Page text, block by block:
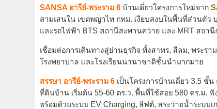
SANSA อารีย์-พระราม 6 บ้านเดี่ยวโครงการใหม่จาก
สามเสนใน เขตพญาไท กทม. เงียบสงบในพื้นที่ส่วนตัว
และรถไฟฟ้า BTS สถานีสะพานควาย และ MRT สถานี
เชื่อมต่อการเดินทางสู่ย่านธุรกิจ ทั้งสาทร, สีลม, พระร
โรงพยาบาล และโรงเรียนนานาชาติชั้นนำมากมาย
สรรษา อารีย์-พระราม 6 เป็นโครงการบ้านเดี่ยว 3.5 ชั้
ที่ดินบ้าน เริ่มต้น 55-60 ตร.ว. พื้นที่ใช้สอย 580 ตร.ม.
พร้อมด้วยระบบ EV Charging, ลิฟต์, สระว่ายน้ำระบบ